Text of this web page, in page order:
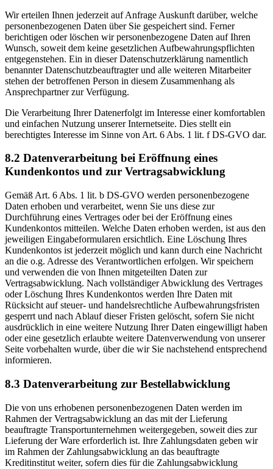
Wir erteilen Ihnen jederzeit auf Anfrage Auskunft darüber, welche
personenbezogenen Daten über Sie gespeichert sind. Ferner
berichtigen oder löschen wir personenbezogene Daten auf Ihren
Wunsch, soweit dem keine gesetzlichen Aufbewahrungspflichten
entgegenstehen. Ein in dieser Datenschutzerklärung namentlich
benannter Datenschutzbeauftragter und alle weiteren Mitarbeiter
stehen der betroffenen Person in diesem Zusammenhang als
Ansprechpartner zur Verfügung.
Die Verarbeitung Ihrer Datenerfolgt im Interesse einer komfortablen
und einfachen Nutzung unserer Internetseite. Dies stellt ein
berechtigtes Interesse im Sinne von Art. 6 Abs. 1 lit. f DS-GVO dar.
8.2 Datenverarbeitung bei Eröffnung eines
Kundenkontos und zur Vertragsabwicklung
Gemäß Art. 6 Abs. 1 lit. b DS-GVO werden personenbezogene
Daten erhoben und verarbeitet, wenn Sie uns diese zur
Durchführung eines Vertrages oder bei der Eröffnung eines
Kundenkontos mitteilen. Welche Daten erhoben werden, ist aus den
jeweiligen Eingabeformularen ersichtlich. Eine Löschung Ihres
Kundenkontos ist jederzeit möglich und kann durch eine Nachricht
an die o.g. Adresse des Verantwortlichen erfolgen. Wir speichern
und verwenden die von Ihnen mitgeteilten Daten zur
Vertragsabwicklung. Nach vollständiger Abwicklung des Vertrages
oder Löschung Ihres Kundenkontos werden Ihre Daten mit
Rücksicht auf steuer- und handelsrechtliche Aufbewahrungsfristen
gesperrt und nach Ablauf dieser Fristen gelöscht, sofern Sie nicht
ausdrücklich in eine weitere Nutzung Ihrer Daten eingewilligt haben
oder eine gesetzlich erlaubte weitere Datenverwendung von unserer
Seite vorbehalten wurde, über die wir Sie nachstehend entsprechend
informieren.
8.3 Datenverarbeitung zur Bestellabwicklung
Die von uns erhobenen personenbezogenen Daten werden im
Rahmen der Vertragsabwicklung an das mit der Lieferung
beauftragte Transportunternehmen weitergegeben, soweit dies zur
Lieferung der Ware erforderlich ist. Ihre Zahlungsdaten geben wir
im Rahmen der Zahlungsabwicklung an das beauftragte
Kreditinstitut weiter, sofern dies für die Zahlungsabwicklung